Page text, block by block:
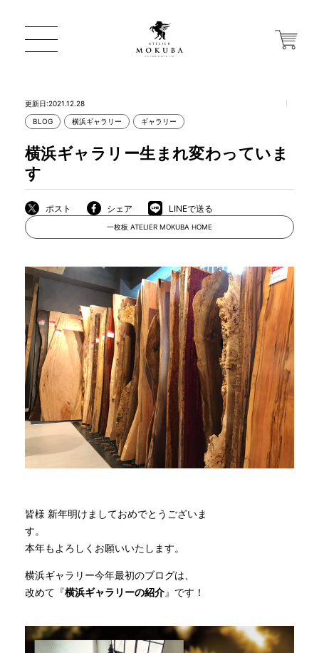
一枚板 ATELIER MOKUBA HOME
MOKUBA について
商品情報
直営店
イベント
全商品一覧
新入荷情報
納品事例
更新日:2021.12.28
BLOG 横浜ギャラリー ギャラリー
横浜ギャラリー生まれ変わっていま
す
ポスト シェア LINEで送る
一枚板 ATELIER MOKUBA HOME
皆様 新年明けましておめでとうございま
す
本年もよろしくお願いいたします。
横浜ギャラリー今年最初のブログは、
改めて『横浜ギャラリーの紹介』です！